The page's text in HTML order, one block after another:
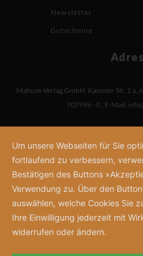
Newsletter
Gutscheine
Mabuse-Verlag GmbH, Kasseler Str. 1 a,
707996 - 0 , E-Mail:
Um unsere Webseiten für Sie
fortlaufend zu verbessern,
Bestätigen des Buttons
Verwendung zu. Über den
auswählen, welche Cookies Sie
Ihre Einwilligung jederzeit mit
widerrufen oder ändern.